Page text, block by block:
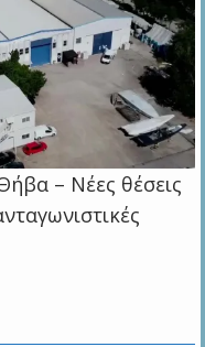
– Νέες θέσεις